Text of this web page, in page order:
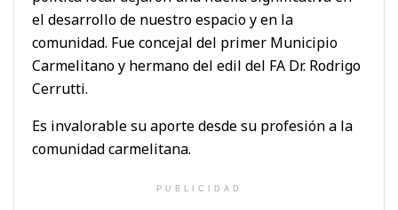
el desarrollo de nuestro espacio y en la
comunidad. Fue concejal del primer Municipio
Carmelitano y hermano del edil del FA Dr. Rodrigo
Cerrutti.
Es invalorable su aporte desde su profesión a la
comunidad carmelitana.
PUBLICIDAD